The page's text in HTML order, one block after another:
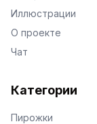
Иллюстрации
О проекте
Чат
Категории
Пирожки